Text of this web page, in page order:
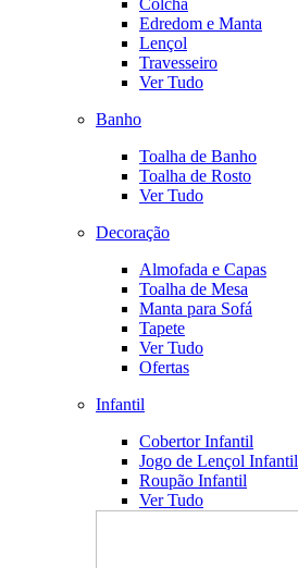
Colcha
Edredom e Manta
Lençol
Travesseiro
Ver Tudo
Banho
Toalha de Banho
Toalha de Rosto
Ver Tudo
Decoração
Almofada e Capas
Toalha de Mesa
Manta para Sofá
Tapete
Ver Tudo
Ofertas
Infantil
Cobertor Infantil
Jogo de Lençol Infantil
Roupão Infantil
Ver Tudo